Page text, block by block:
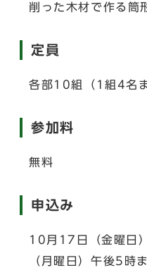
削った木材で作る筒
定員
各部10組（1組4名
参加料
無料
申込み
10月17日（金曜日
（月曜日）午後5時